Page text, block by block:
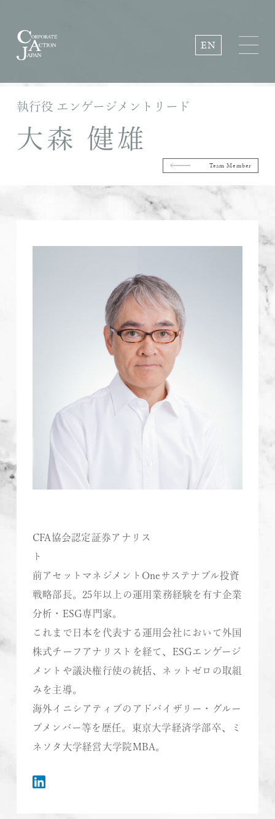
EN
執行役 エンゲージメントリード
大森 健雄
Team Member
CFA協会認定証券アナリス
前アセットマネジメントOneサステナブル投資
戦略部長。25年以上の運用業務経験を有す企業
分析・ESG専門家。
これまで日本を代表する運用会社において外国
株式チーフアナリストを経て、ESGエンゲージ
メントや議決権行使の統括、ネットゼロの取組
みを主導。
海外イニシアティブのアドバイザリー・グルー
プメンバー等を歴任。東京大学経済学部卒、ミ
ネソタ大学経営大学院MBA。